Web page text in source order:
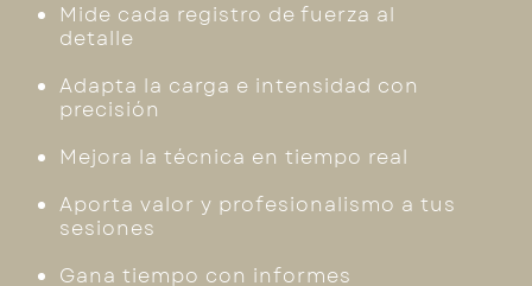
Mide cada registro de fuerza al
detalle
Adapta la carga e intensidad con
precisión
Mejora la técnica en tiempo real
Aporta valor y profesionalismo a tus
sesiones
Gana tiempo con informes